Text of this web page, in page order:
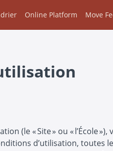
Online Platform Move
(le « Site » ou « l’École »),
d’utilisation, toutes